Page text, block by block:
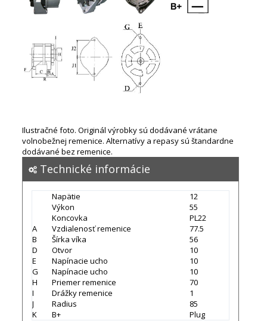
Ilustračné foto. Originál výrobky sú dodávané vrátane
volnobežnej remenice. Alternatívy a repasy sú štandardne
dodávané bez remenice.
Technické informácie
Napätie
12
Výkon
55
Koncovka
PL22
A
Vzdialenosť remenice
77.5
B
Šírka víka
56
D
Otvor
10
E
Napínacie ucho
10
G
Napínacie ucho
10
H
Priemer remenice
70
I
Drážky remenice
1
J
Radius
85
K
B+ Plug